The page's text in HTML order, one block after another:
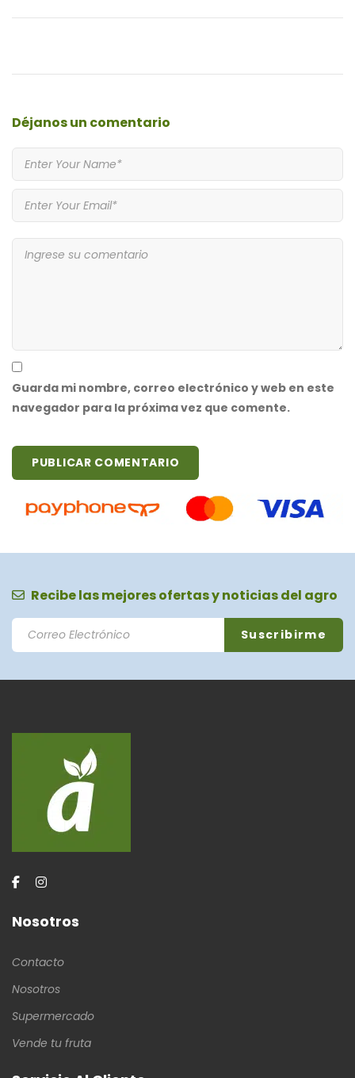
Déjanosun comentario
Guarda mi nombre, correo electrónico y web en este
navegador para la próxima vez que comente.
Recibe las mejores ofertas y noticias del agro
Nosotros
Contacto
Nosotros
Supermercado
Vende tu fruta